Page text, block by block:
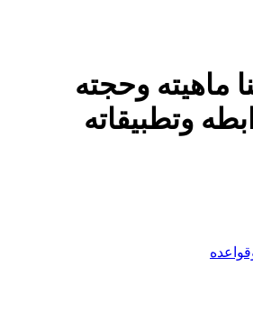
ماهيته وحجته
وتطبيقاته